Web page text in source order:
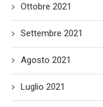
Ottobre 2021
Settembre 2021
Agosto 2021
Luglio 2021